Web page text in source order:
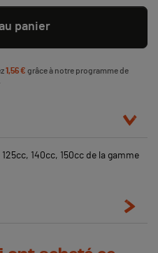
panier
1,56 € grâce à notre programme de
140cc, 150cc de la gamme